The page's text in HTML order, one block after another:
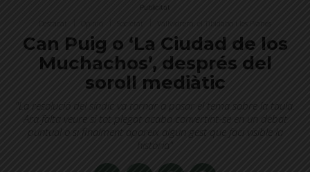
Publicitat
Can Puig o ‘La Ciudad de los
Muchachos’, després del
soroll mediàtic
"La resolució del síndic va tornar a posar el tema sobre la taula.
Ara falta veure si tot plegat acaba convertint-se en un debat
puntual o si finalment apareix algun gest que faci visible la
història"